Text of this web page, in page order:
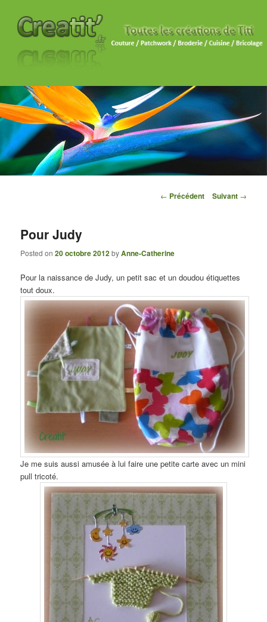
Navigation des articles
← Précédent Suivant →
Pour Judy
Posted on20 octobre 2012byAnne-Catherine
Pour la naissance de Judy, un petit sac et un doudou étiquettes
tout doux.
Je me suis aussi amusée à lui faire une petite carte avec un mini
pull tricoté.